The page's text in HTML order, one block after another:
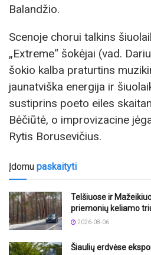
Balandžio.
Scenoje chorui talkins
„Extreme“ šokėjai (vad.
šokio kalba praturtins
jaunatviška energija ir
sustiprins poeto eiles
Bėčiūtė, o improvizacine
Rytis Borusevičius.
Įdomu paskaityti
Telšiuose ir
priemonių keliamo
2026-08-06
Šiaulių erdvėse